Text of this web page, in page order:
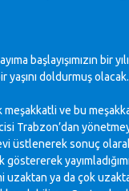
başlayışımızın bir
doldurmuş olacak.
ve bu
Trabzon’dan
üstlenerek sonuç
göstererek
ya da çok